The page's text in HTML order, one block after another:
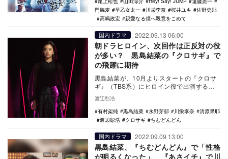
門脇麦
早乙女太一 川栄李奈 桜井ユキ
佐野史郎
髙嶋政宏
親愛なる僕へ殺意をこめて
国内ドラマ 2022.09.13 06:00
朝ドラヒロイン、次回作は正反対の役
が多い？ 黒島結菜の『クロサギ』で
の飛躍に期待
黒島結菜が、10月よりスタートの『クロサ
ギ』（TBS系）にヒロイン役で出演する。
現在放送中の朝ドラ『ちむどんどん』
（NHK総合）…
渡辺彰浩
有村架純
黒島結菜 永野芽郁 川栄李奈
清原果耶
渡辺彰浩
クロサギ ちむどんどん
国内ドラマ 2022.09.09 13:00
黒島結菜、『ちむどんどん』で「性格
が明るくなった」 『あさイチ』で川